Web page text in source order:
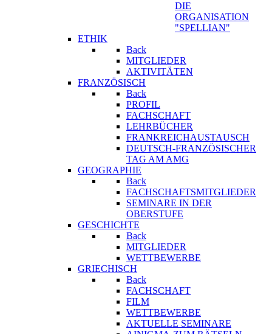
DIE
ORGANISATION
"SPELLIAN"
ETHIK
Back
MITGLIEDER
AKTIVITÄTEN
FRANZÖSISCH
Back
PROFIL
FACHSCHAFT
LEHRBÜCHER
FRANKREICHAUSTAUSCH
DEUTSCH-FRANZÖSISCHER
TAG AM AMG
GEOGRAPHIE
Back
FACHSCHAFTSMITGLIEDER
SEMINARE IN DER
OBERSTUFE
GESCHICHTE
Back
MITGLIEDER
WETTBEWERBE
GRIECHISCH
Back
FACHSCHAFT
FILM
WETTBEWERBE
AKTUELLE SEMINARE